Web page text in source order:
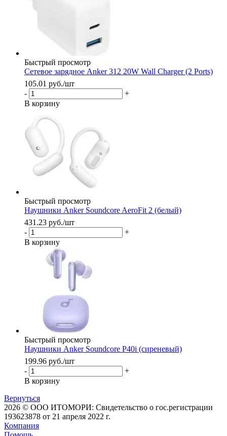
Быстрый просмотр
Сетевое зарядное Anker 312 20W Wall Charger (2 Ports)
105.01 руб./шт
-
+
В корзину
Быстрый просмотр
Наушники Anker Soundcore AeroFit 2 (белый)
431.23 руб./шт
-
+
В корзину
Быстрый просмотр
Наушники Anker Soundcore P40i (сиреневый)
199.96 руб./шт
-
+
В корзину
Вернуться
2026 © ООО ИТОМОРИ: Свидетельство о гос.регистрации
193623878 от 21 апреля 2022 г.
Компания